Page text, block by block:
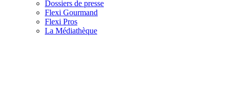
Dossiers de presse
Flexi Gourmand
Flexi Pros
La Médiathèque